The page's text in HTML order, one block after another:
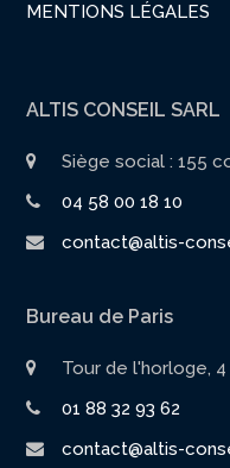
MENTIONS LÉGALES
ALTIS CONSEIL SARL
Siège social : 155
04 58 00 18 10
contact@altis-
Bureau de Paris
Tour de l'horloge, 4
01 88 32 93 62
contact@altis-